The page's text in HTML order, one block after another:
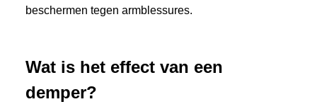
beschermen tegen armblessures.
Wat is het effect van een
demper?